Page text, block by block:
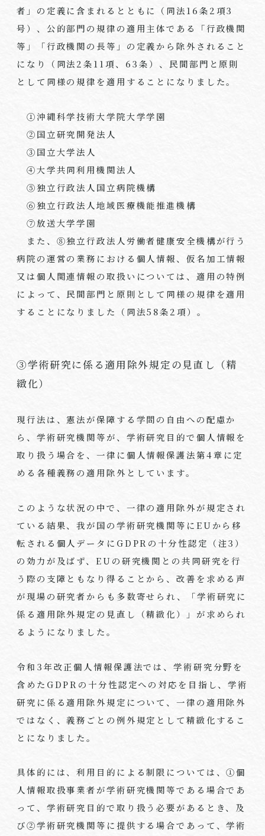
者」の定義に含まれるとともに（同法16条2 項3
号）、公的部門の規律の適用主体である「行政機関
等」「行政機関の長等」の定義から除外されること
になり（同法2条11項、 63条）、民間部門と原則
として同様の規律を適用することになりました。
➀沖縄科学技術大学院大学学園
②国立研究開発法人
③国立大学法人
④大学共同利用機関法人
⑤独立行政法人国立病院機構
⑥独立行政法人地域医療機能推進機構
⑦放送大学学園
また、⑧独立行政法人労働者健康安全機構が行う
病院の運営の業務における個人情報、仮名加工情報
又は個人関連情報の取扱いについては、適用の特例
によって、民間部門と原則として同様の規律を適用
することになりました（同法58条2 項）。
③学術研究に係る適用除外規定の見直し（精
緻化）
現行法は、憲法が保障する学問の自由への配慮か
ら、学術研究機関等が、学術研究目的で個人情報を
取り扱う場合を、一律に個人情報保護法第4章に定
める各種義務の適用除外としています。
このような状況の中で、一律の適用除外が規定され
ている結果、我が国の学術研究機関等にEUから移
転される個人データに GDPR の十分性認定（注3 ）
の効力が及ばず、EUの研究機関との共同研究を行
う際の支障ともなり得ることから、改善を求める声
が現場の研究者からも多数寄せられ、「学術研究に
係る適用除外規定の見直し（精緻化）」が求められ
るようになりました。
令和 3年改正個人情報保護法では、学術研究分野を
含めた GDPR の十分性認定への対応を目指し、学術
研究に係る適用除外規定について、一律の適用除外
ではなく、義務ごとの例外規定として精緻化するこ
とになりました。
具体的には、利用目的による制限については、①個
人情報取扱事業者が学術研究機関等である場合であ
って、学術研究目的で取り扱う必要があるとき、及
び②学術研究機関等に提供する場合であって、学術